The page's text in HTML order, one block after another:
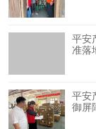
平安
准落
平安
御屏